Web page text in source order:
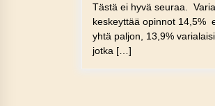
Tästä ei hyvä seuraa.
keskeyttää opinnot 14,5%
yhtä paljon, 13,9%
jotka […]